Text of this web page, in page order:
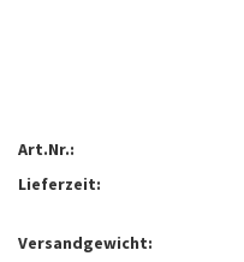
Art.Nr.:
Lieferzeit:
Versandgewicht: